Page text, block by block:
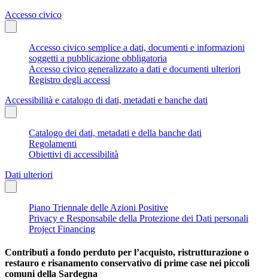
Accesso civico
Accesso civico semplice a dati, documenti e informazioni
soggetti a pubblicazione obbligatoria
Accesso civico generalizzato a dati e documenti ulteriori
Registro degli accessi
Accessibilità e catalogo di dati, metadati e banche dati
Catalogo dei dati, metadati e della banche dati
Regolamenti
Obiettivi di accessibilità
Dati ulteriori
Piano Triennale delle Azioni Positive
Privacy e Responsabile della Protezione dei Dati personali
Project Financing
Contributi a fondo perduto per l’acquisto, ristrutturazione o
restauro e risanamento conservativo di prime case nei piccoli
comuni della Sardegna